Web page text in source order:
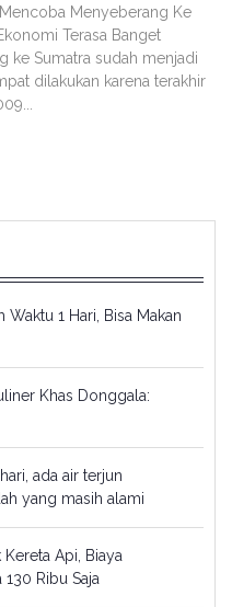
Menyeberang Ke
Terasa Banget
ke Sumatra sudah menjadi
dilakukan karena terakhir
1 Hari, Bisa Makan
Khas Donggala:
ada air terjun
yang masih alami
Api, Biaya
Ribu Saja